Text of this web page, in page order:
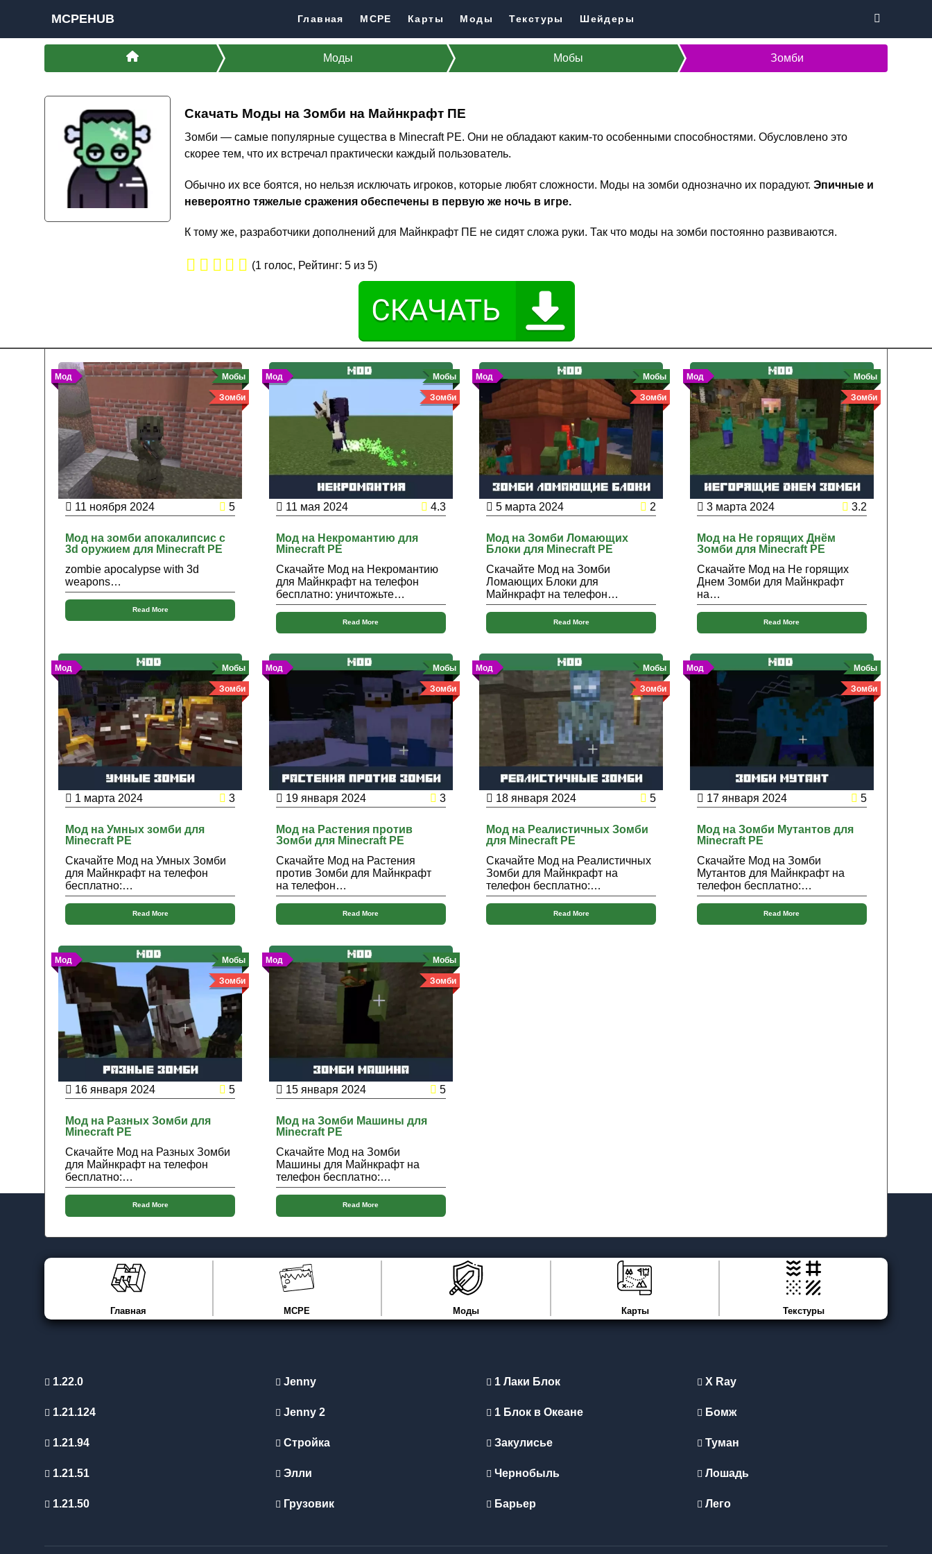
MCPEHUB Главная MCPE Карты Моды Текстуры Шейдеры
Моды Мобы Зомби
Скачать Моды на Зомби на Майнкрафт ПЕ
Зомби — самые популярные существа в Minecraft PE. Они не обладают каким-то особенными способностями. Обусловлено это
скорее тем, что их встречал практически каждый пользователь.
Обычно их все боятся, но нельзя исключать игроков, которые любят сложности. Моды на зомби однозначно их порадуют. Эпичные и
невероятно тяжелые сражения обеспечены в первую же ночь в игре.
К тому же, разработчики дополнений для Майнкрафт ПЕ не сидят сложа руки. Так что моды на зомби постоянно развиваются.
(1 голос, Рейтинг:5 из 5)
Мод Мобы
Зомби
11 ноября 2024 5
Мод на зомби апокалипсис с
3d оружием для Minecraft PE
zombie apocalypse with 3d
weapons…
Read More
Мод Мобы
Зомби
11 мая 2024 4.3
Мод на Некромантию для
Minecraft PE
Скачайте Мод на Некромантию
для Майнкрафт на телефон
бесплатно: уничтожьте…
Read More
Мод Мобы
Зомби
5 марта 2024 2
Мод на Зомби Ломающих
Блоки для Minecraft PE
Скачайте Мод на Зомби
Ломающих Блоки для
Майнкрафт на телефон…
Read More
Мод Мобы
Зомби
3 марта 2024 3.2
Мод на Не горящих Днём
Зомби для Minecraft PE
Скачайте Мод на Не горящих
Днем Зомби для Майнкрафт
на…
Read More
Мод Мобы
Зомби
1 марта 2024 3
Мод на Умных зомби для
Minecraft PE
Скачайте Мод на Умных Зомби
для Майнкрафт на телефон
бесплатно:…
Read More
Мод Мобы
Зомби
19 января 2024 3
Мод на Растения против
Зомби для Minecraft PE
Скачайте Мод на Растения
против Зомби для Майнкрафт
на телефон…
Read More
Мод Мобы
Зомби
18 января 2024 5
Мод на Реалистичных Зомби
для Minecraft PE
Скачайте Мод на Реалистичных
Зомби для Майнкрафт на
телефон бесплатно:…
Read More
Мод Мобы
Зомби
17 января 2024 5
Мод на Зомби Мутантов для
Minecraft PE
Скачайте Мод на Зомби
Мутантов для Майнкрафт на
телефон бесплатно:…
Read More
Мод Мобы
Зомби
16 января 2024 5
Мод на Разных Зомби для
Minecraft PE
Скачайте Мод на Разных Зомби
для Майнкрафт на телефон
бесплатно:…
Read More
Мод Мобы
Зомби
15 января 2024 5
Мод на Зомби Машины для
Minecraft PE
Скачайте Мод на Зомби
Машины для Майнкрафт на
телефон бесплатно:…
Read More
Главная MCPE Моды Карты Текстуры
1.22.0
1.21.124
1.21.94
1.21.51
1.21.50
Jenny
Jenny 2
Стройка
Элли
Грузовик
1 Лаки Блок
1 Блок в Океане
Закулисье
Чернобыль
Барьер
X Ray
Бомж
Туман
Лошадь
Лего